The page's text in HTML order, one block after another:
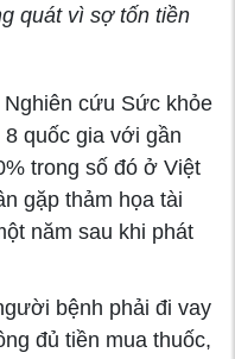
quát vì sợ tốn tiền
cứu Sức khỏe
quốc gia với gần
trong số đó ở Việt
gặp thảm họa tài
năm sau khi phát
bệnh phải đi vay
đủ tiền mua thuốc,